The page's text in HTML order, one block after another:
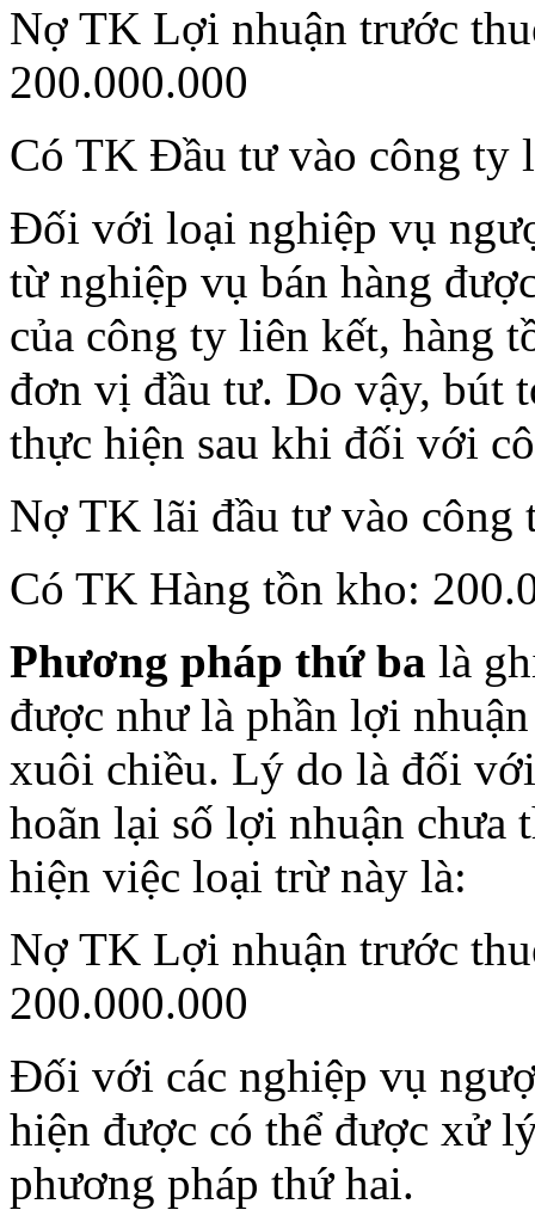
Nợ TK Lợi nhuận trước
200.000.000
Có TK Đầu tư vào công ty
Đối với loại nghiệp vụ
từ nghiệp vụ bán hàng
của công ty liên kết, hàng
đơn vị đầu tư. Do vậy, bút
thực hiện sau khi đối với
Nợ TK lãi đầu tư vào công
Có TK Hàng tồn kho:
Phương pháp thứ ba là
được như là phần lợi
xuôi chiều. Lý do là đối
hoãn lại số lợi nhuận chưa
hiện việc loại trừ này là:
Nợ TK Lợi nhuận trước
200.000.000
Đối với các nghiệp vụ
hiện được có thể được xử
phương pháp thứ hai.